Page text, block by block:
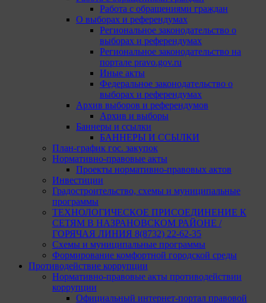
Работа с обращениями граждан
О выборах и референдумах
Региональное законодательство о
выборах и референдумах
Региональное законодательство на
портале pravo.gov.ru
Иные акты
Федеральное законодательство о
выборах и референдумах
Архив выборов и референдумов
Архив и выборы
Баннеры и ссылки
БАННЕРЫ И ССЫЛКИ
План-график гос. закупок
Нормативно-правовые акты
Проекты нормативно-правовых актов
Инвестиции
Градостроительство, схемы и муниципальные
программы
ТЕХНОЛОГИЧЕСКОЕ ПРИСОЕДИНЕНИЕ К
СЕТЯМ В НАЗРАНОВСКОМ РАЙОНЕ /
ГОРЯЧАЯ ЛИНИЯ 8(8732) 22-62-35
Схемы и муниципальные программы
Формирование комфортной городской среды
Противодействие коррупции
Нормативно-правовые акты противодействии
коррупции
Официальный интернет-портал правовой